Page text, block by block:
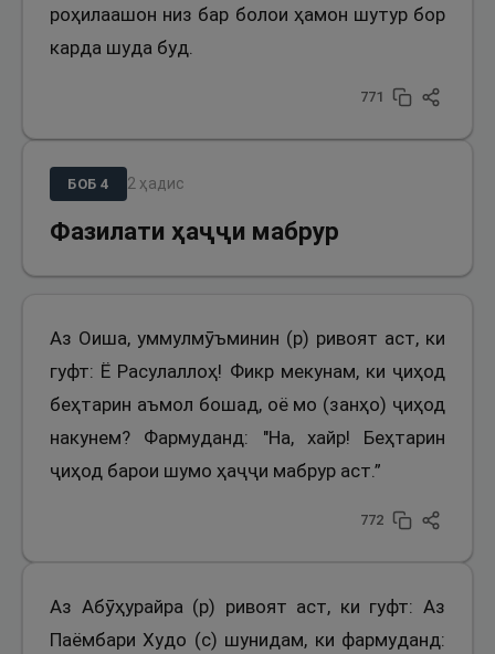
роҳилаашон низ бар болои ҳамон шутур бор
карда шуда буд.
771
БОБ 4 2 ҳадис
Фазилати ҳаҷҷи мабрур
Аз Оиша, уммулмӯъминин (р) ривоят аст, ки
гуфт: Ё Расулаллоҳ! Фикр мекунам, ки ҷиҳод
беҳтарин аъмол бошад, оё мо (занҳо) ҷиҳод
накунем? Фармуданд: "На, хайр! Беҳтарин
ҷиҳод барои шумо ҳаҷҷи мабрур аст.”
772
Аз Абӯҳурайра (р) ривоят аст, ки гуфт: Аз
Паёмбари Худо (с) шунидам, ки фармуданд: